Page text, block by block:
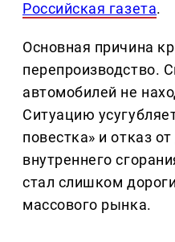
Российская газета.
Основная причина
перепроизводство.
автомобилей не
Ситуацию
повестка» и отказ
внутреннего
стал слишком
массового рынка.